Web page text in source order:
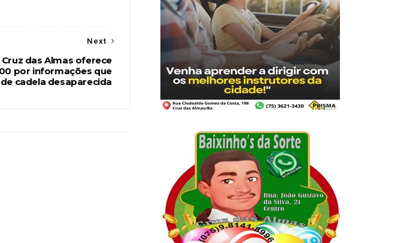
Next
das Almas oferece
por informações que
cadela desaparecida